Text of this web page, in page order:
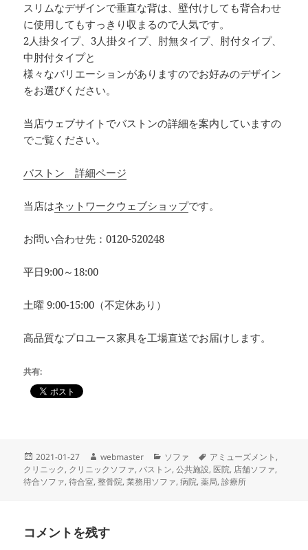
スリムなデザインで垂直な背は、壁付けしても背合わせ
に使用してもすっきり収まるので人気です。
2人掛タイプ、3人掛タイプ、肘無タイプ、肘付タイプ、
中肘付タイプと
様々なバリエーションがありますのでお好みのデザイン
をお選びください。
当店ウェブサイトでバストンの詳細を案内していますの
でご覧ください。
バストン 詳細ページ
当店はネットワークウェブショップです。
お問い合わせ先：0120-520248
平日9:00～18:00
土曜 9:00-15:00（不定休あり）
高品質なプロユース家具を工場直送でお届けします。
共有:
投
稿
日:
2021-01-27
作
成
者
webmaster
カ
テ
ゴ
ソファ
タ
グ
アミューズメント ,
クリニック, クリニックソファ,バストン,公共施設,医院, 店舗ソファ,
待合ソファ,待合室,整骨院,業務用ソファ,病院,薬局,診療所
コメントを残す